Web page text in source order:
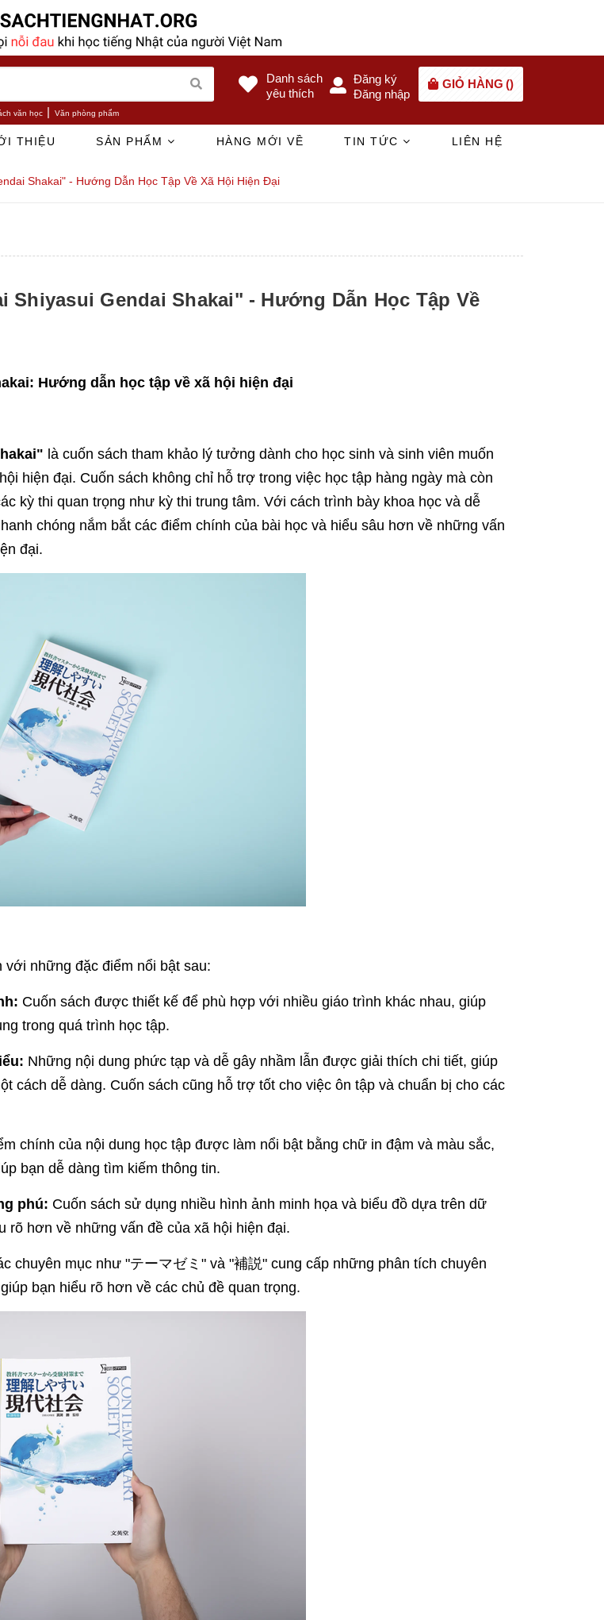
văn học | Văn phòng phẩm
Danh sách
yêu thích
Đăng ký
Đăng nhập
GIỎ HÀNG ()
THIỆU SẢN PHẨM HÀNG MỚI VỀ TIN TỨC LIÊN HỆ
Shakai" - Hướng Dẫn Học Tập Về Xã Hội Hiện Đại
Shiyasui Gendai Shakai" - Hướng Dẫn Học Tập Về
Hướng dẫn học tập về xã hội hiện đại
là cuốn sách tham khảo lý tưởng dành cho học sinh và sinh viên muốn
hiện đại. Cuốn sách không chỉ hỗ trợ trong việc học tập hàng ngày mà còn
kỳ thi quan trọng như kỳ thi trung tâm. Với cách trình bày khoa học và dễ
chóng nắm bắt các điểm chính của bài học và hiểu sâu hơn về những vấn
đại.
những đặc điểm nổi bật sau:
Cuốn sách được thiết kế để phù hợp với nhiều giáo trình khác nhau, giúp
trong quá trình học tập.
Những nội dung phức tạp và dễ gây nhầm lẫn được giải thích chi tiết, giúp
cách dễ dàng. Cuốn sách cũng hỗ trợ tốt cho việc ôn tập và chuẩn bị cho các
chính của nội dung học tập được làm nổi bật bằng chữ in đậm và màu sắc,
bạn dễ dàng tìm kiếm thông tin.
phú: Cuốn sách sử dụng nhiều hình ảnh minh họa và biểu đồ dựa trên dữ
rõ hơn về những vấn đề của xã hội hiện đại.
chuyên mục như "テーマゼミ" và "補説" cung cấp những phân tích chuyên
bạn hiểu rõ hơn về các chủ đề quan trọng.